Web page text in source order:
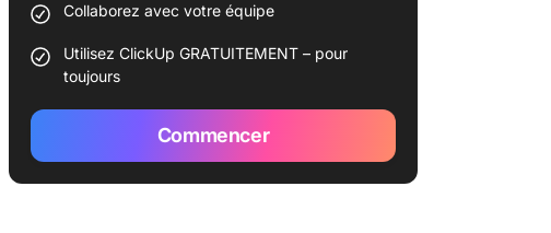
Collaborez avec votre équipe
Utilisez ClickUp GRATUITEMENT – pour
toujours
Commencer